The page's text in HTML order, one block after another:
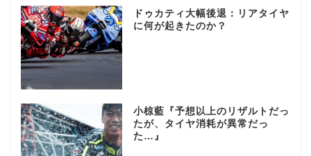
ドゥカティ大幅後退：リアタイヤ
に何が起きたのか？
小椋藍『予想以上のリザルトだっ
たが、タイヤ消耗が異常だっ
た…』